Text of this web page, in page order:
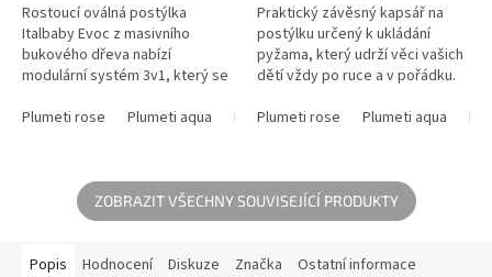
Rostoucí oválná postýlka
Italbaby Evoc z masivního
bukového dřeva nabízí
modulární systém 3v1, který se
kolébky přes postýlku až po
Plumeti rose Plumeti aqua Plumeti burro Plumeti sabbia
Praktický závěsný kapsář na
postýlku určený k ukládání
pyžama, který udrží věci vašich
dětí vždy po ruce a v pořádku.
bavlny z kolekce Plumeti,...
Plumeti rose Plumeti aqua
ZOBRAZIT VŠECHNY SOUVISEJÍCÍ PRODUKTY
Popis Hodnocení Diskuze Značka Ostatní informace